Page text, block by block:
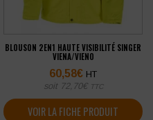
BLOUSON 2EN1 HAUTE VISIBILITÉ SINGER
VIENA/VIENO
60,58€ HT
soit 72,70€ TTC
VOIR LA FICHE PRODUIT